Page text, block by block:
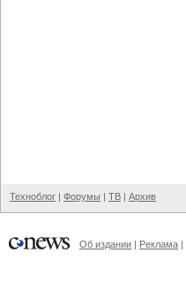
Техноблог | Форумы | ТВ | Архив
Об издании | Реклама |